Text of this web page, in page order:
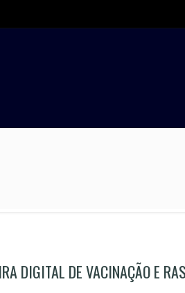
DIGITAL DE VACINAÇÃO E